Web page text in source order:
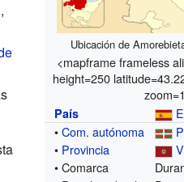
Ubicación de
<mapframe frameless
height=250
País
•Com. autónoma
• Provincia
• Comarca